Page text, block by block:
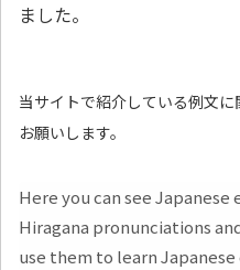
ました。
当サイトで紹介している例文
お願いします。
Here you can see
Hiragana pronunciations
use them to learn Japanese